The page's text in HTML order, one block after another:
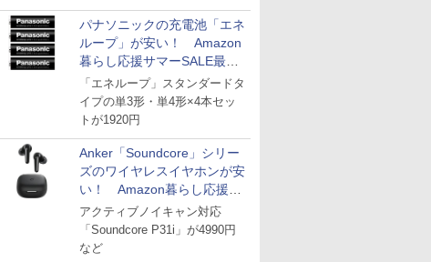
パナソニックの充電池「エネ
ループ」が安い！ Amazon
暮らし応援サマーSALE最終
日
「エネループ」スタンダードタ
イプの単3形・単4形×4本セッ
トが1920円
Anker「Soundcore」シリー
ズのワイヤレスイヤホンが安
い！ Amazon暮らし応援サ
マーSALE
アクティブノイキャン対応
「Soundcore P31i」が4990円
など